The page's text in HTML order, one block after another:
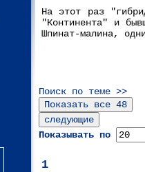
На этот раз
"Континента" и
Шпинат-малина,
Поиск по теме >>
Показывать по
1